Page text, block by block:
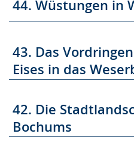
44. Wüstungen in
43. Das
Eises in das
42. Die
Bochums